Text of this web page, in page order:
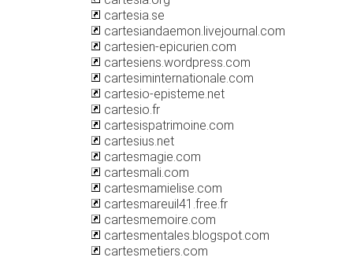
cartesia.se
cartesiandaemon.livejournal.com
cartesien-epicurien.com
cartesiens.wordpress.com
cartesiminternationale.com
cartesio-episteme.net
cartesio.fr
cartesispatrimoine.com
cartesius.net
cartesmagie.com
cartesmali.com
cartesmamielise.com
cartesmareuil41.free.fr
cartesmemoire.com
cartesmentales.blogspot.com
cartesmetiers.com